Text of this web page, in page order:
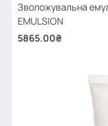
Зволожувальна
EMULSION
5865.00₴